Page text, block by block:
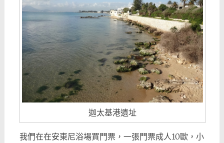
迦太基港遺址
我們在在安東尼浴場買門票，一張門票成人10歐，小